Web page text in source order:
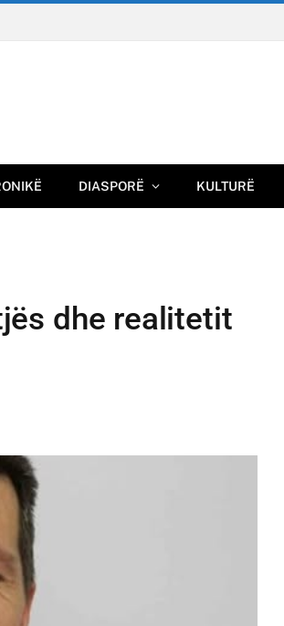
DIASPORË KULTURË
dhe realitetit